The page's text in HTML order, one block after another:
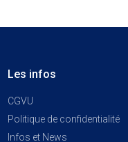
Les infos
CGVU
Politique de confidentialité
Infos et News